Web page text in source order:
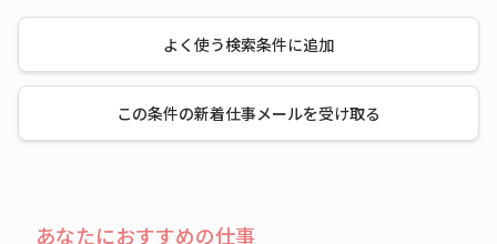
よく使う検索条件に追加
この条件の新着仕事メールを受け取る
あなたにおすすめの仕事